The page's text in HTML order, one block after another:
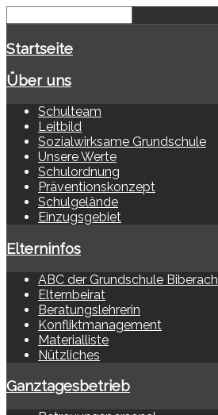
Startseite
Über uns
Schulteam
Leitbild
Sozialwirksame Grundschule
Unsere Werte
Schulordnung
Präventionskonzept
Schulgelände
Einzugsgebiet
Elterninfos
ABC der Grundschule Biberach
Elternbeirat
Beratungslehrerin
Konfliktmanagement
Materialliste
Nützliches
Ganztagesbetrieb